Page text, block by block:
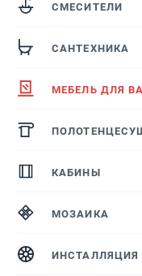
СМЕСИТЕЛИ
САНТЕХНИКА
МЕБЕЛЬ ДЛЯ
КАБИНЫ
МОЗАИКА
ИНСТАЛЛЯЦИЯ